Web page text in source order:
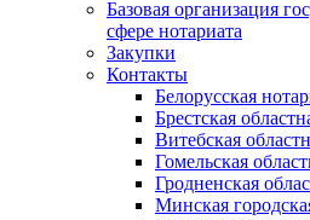
Базовая организация
сфере нотариата
Закупки
Контакты
Белорусская
Брестская
Витебская
Гомельская
Гродненская
Минская